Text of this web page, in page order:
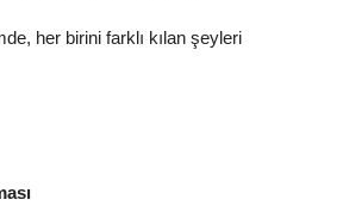
her birini farklı kılan şeyleri